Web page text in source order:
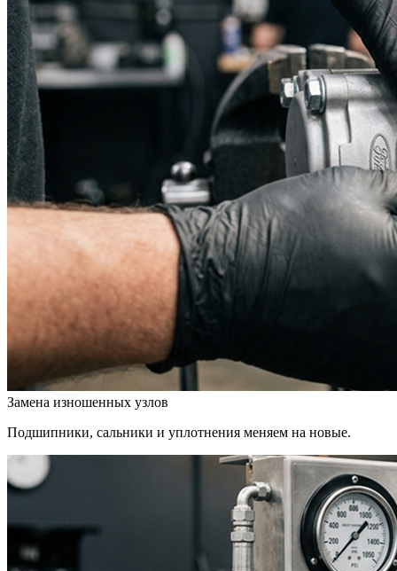
Замена изношенных узлов
Подшипники, сальники и уплотнения меняем на новые.